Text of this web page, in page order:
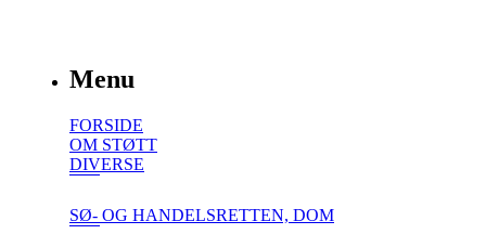
Menu
FORSIDE
OM STØTT
DIVERSE
SØ- OG HANDELSRETTEN, DOM